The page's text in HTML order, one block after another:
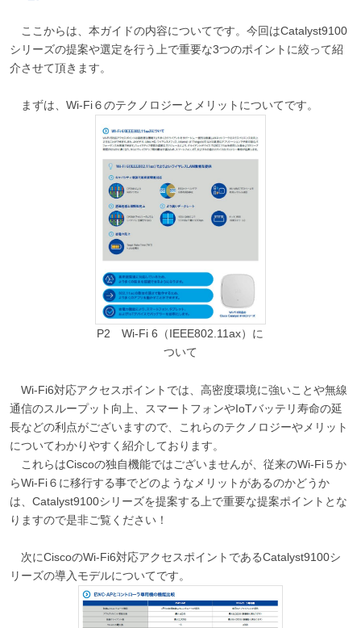
ここからは、本ガイドの内容についてです。今回はCatalyst9100
シリーズの提案や選定を行う上で重要な3つのポイントに絞って紹
介させて頂きます。
まずは、Wi-Fi６のテクノロジーとメリットについてです。
P2 Wi-Fi 6（IEEE802.11ax）に
ついて
Wi-Fi6対応アクセスポイントでは、高密度環境に強いことや無線
通信のスループット向上、スマートフォンやIoTバッテリ寿命の延
長などの利点がございますので、これらのテクノロジーやメリット
についてわかりやすく紹介しております。
これらはCiscoの独自機能ではございませんが、従来のWi-Fi５か
らWi-Fi６に移行する事でどのようなメリットがあるのかどうか
は、Catalyst9100シリーズを提案する上で重要な提案ポイントとな
りますので是非ご覧ください！
次にCiscoのWi-Fi6対応アクセスポイントであるCatalyst9100シ
リーズの導入モデルについてです。